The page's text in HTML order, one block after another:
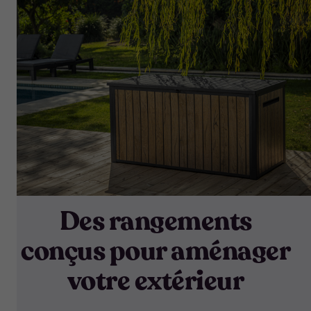
Des rangements
conçus pour aménager
votre extérieur